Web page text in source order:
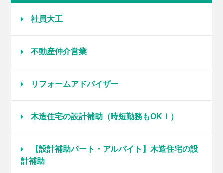
社員大工
不動産仲介営業
リフォームアドバイザー
木造住宅の設計補助（時短勤務もOK！）
【設計補助パート・アルバイト】木造住宅の設
計補助